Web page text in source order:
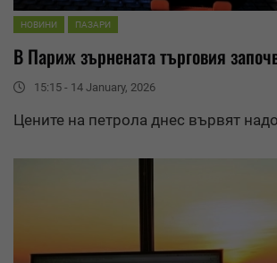
НОВИНИ ПАЗАРИ
В Париж зърнената търговия
15:15 - 14 January, 2026
Цените на петрола днес вървят